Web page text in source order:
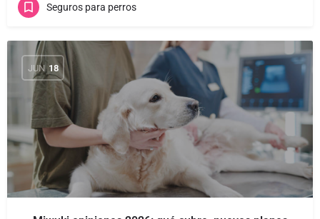
Seguros para perros
JUN 18